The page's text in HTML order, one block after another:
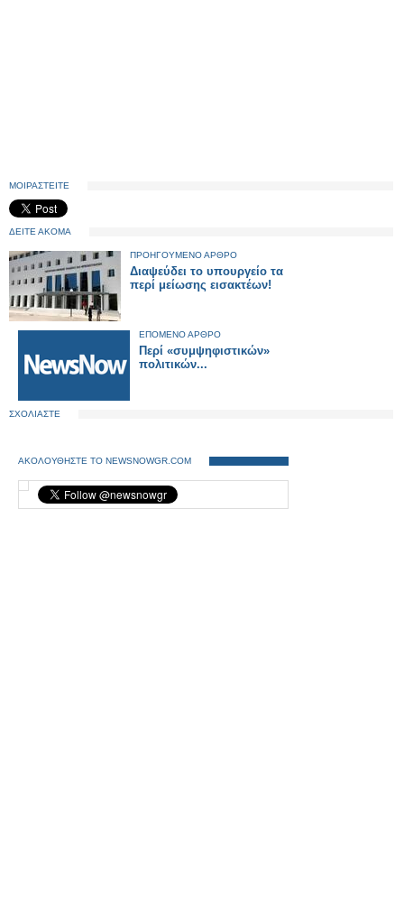
ΜΟΙΡΑΣΤΕΙΤΕ
ΔΕΙΤΕ ΑΚΟΜΑ
ΠΡΟΗΓΟΥΜΕΝΟ ΑΡΘΡΟ
Διαψεύδει το υπουργείο τα
περί μείωσης εισακτέων!
ΕΠΟΜΕΝΟ ΑΡΘΡΟ
Περί «συμψηφιστικών»
πολιτικών...
ΣΧΟΛΙΑΣΤΕ
ΑΚΟΛΟΥΘΗΣΤΕ ΤΟ NEWSNOWGR.COM